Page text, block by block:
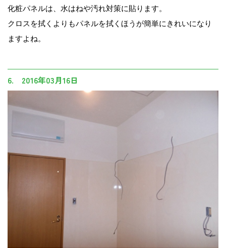
化粧パネルは、水はねや汚れ対策に貼ります。
クロスを拭くよりもパネルを拭くほうが簡単にきれいになり
ますよね。
6. 2016年03月16日